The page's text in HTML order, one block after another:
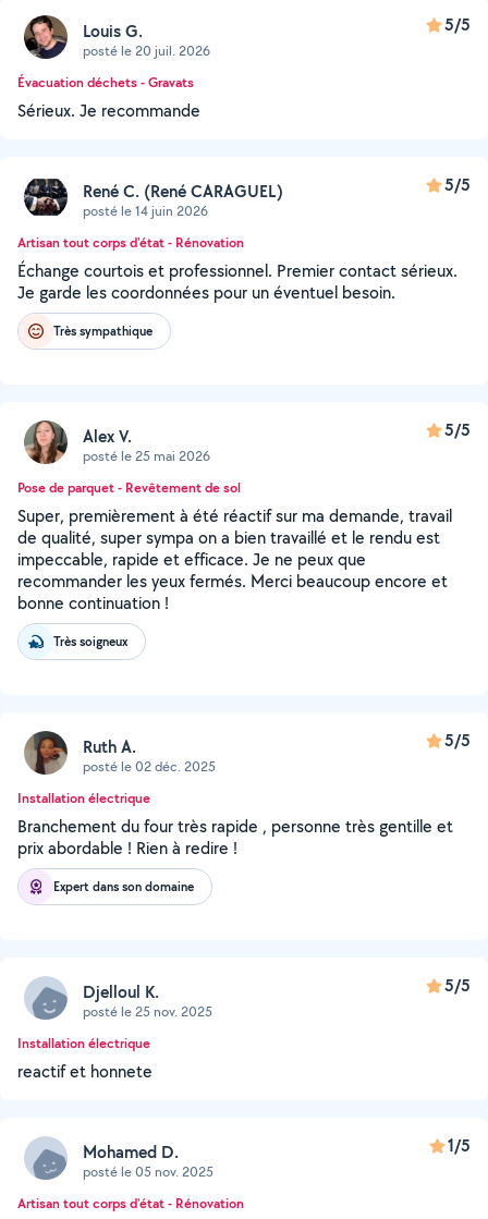
Louis G.
posté le 20 juil. 2026
5/5
Évacuation déchets - Gravats
Sérieux. Je recommande
René C. (René CARAGUEL)
posté le 14 juin 2026
5/5
Artisan tout corps d'état - Rénovation
Échange courtois et professionnel. Premier contact sérieux.
Je garde les coordonnées pour un éventuel besoin.
Très sympathique
Alex V.
posté le 25 mai 2026
5/5
Pose de parquet - Revêtement de sol
Super, premièrement à été réactif sur ma demande, travail
de qualité, super sympa on a bien travaillé et le rendu est
impeccable, rapide et efficace. Je ne peux que
recommander les yeux fermés. Merci beaucoup encore et
bonne continuation !
Très soigneux
Ruth A.
posté le 02 déc. 2025
5/5
Installation électrique
Branchement du four très rapide , personne très gentille et
prix abordable ! Rien à redire !
Expert dans son domaine
Djelloul K.
posté le 25 nov. 2025
5/5
Installation électrique
reactif et honnete
Mohamed D.
posté le 05 nov. 2025
1/5
Artisan tout corps d'état - Rénovation